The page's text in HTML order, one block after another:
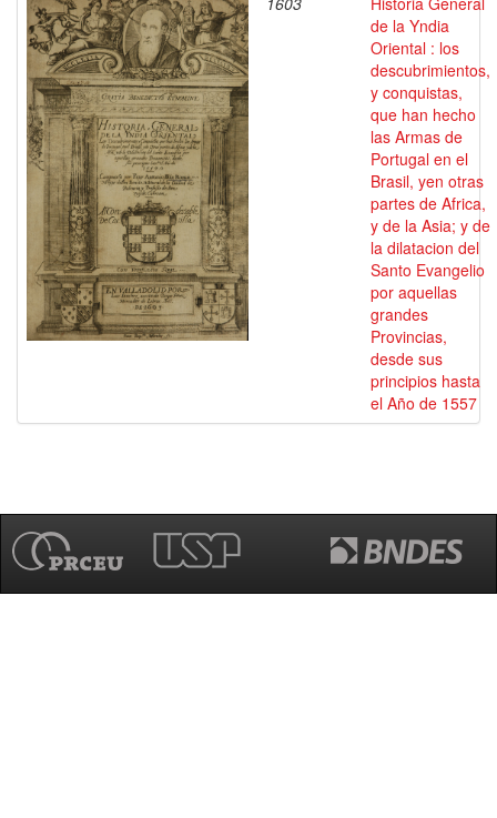
de la Yndia
Oriental : los
descubrimientos,
y conquistas,
que han hecho
las Armas de
Portugal en el
Brasil, yen otras
partes de Africa,
y de la Asia; y de
la dilatacion del
Santo Evangelio
por aquellas
grandes
Provincias,
desde sus
principios hasta
el Año de 1557